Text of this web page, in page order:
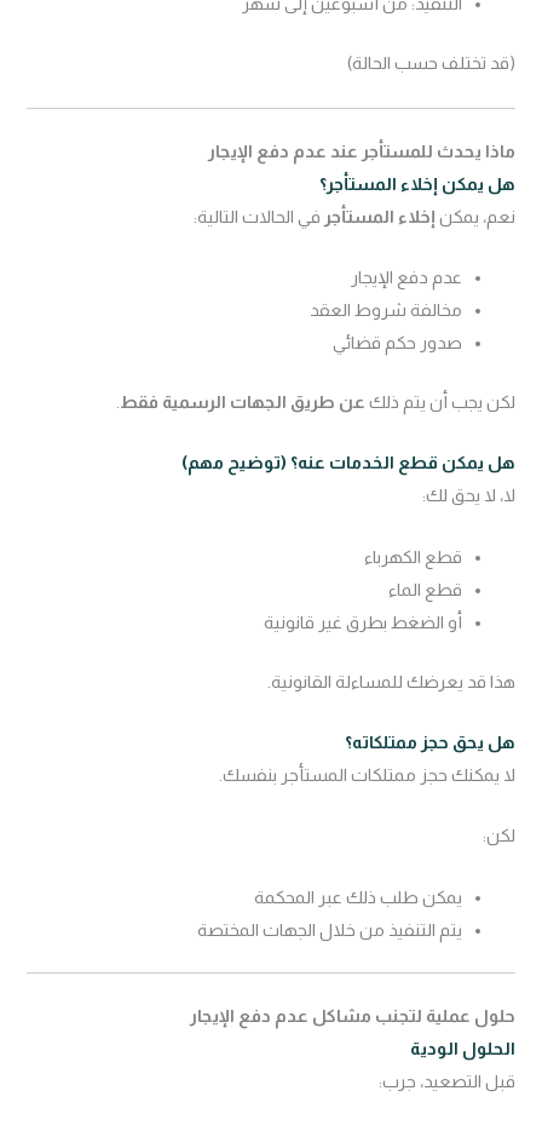
(قد تختلف حسب الحالة)
ماذا يحدث للمستأجر عند عدم دفع الإيجار
هل يمكن إخلاء المستأجر؟
نعم، يمكن إخلاء المستأجر في الحالات التالية:
عدم دفع الإيجار
مخالفة شروط العقد
صدور حكم قضائي
لكن يجب أن يتم ذلك عن طريق الجهات الرسمية فقط
هل يمكن قطع الخدمات عنه؟ (توضيح مهم)
لا، لا يحق لك:
قطع الكهرباء
قطع الماء
أو الضغط بطرق غير قانونية
هذا قد يعرضك للمساءلة القانونية.
هل يحق حجز ممتلكاته؟
لا يمكنك حجز ممتلكات المستأجر بنفسك.
لكن:
يمكن طلب ذلك عبر المحكمة
يتم التنفيذ من خلال الجهات المختصة
حلول عملية لتجنب مشاكل عدم دفع الإيجار
الحلول الودية
قبل التصعيد، جرب: